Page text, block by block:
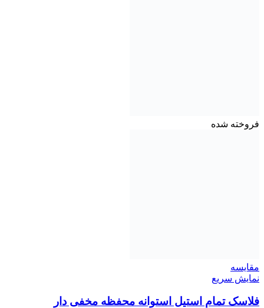
فروخته شده
مقايسه
نمایش سریع
فلاسک تمام استیل استوانه محفظه مخفی دار